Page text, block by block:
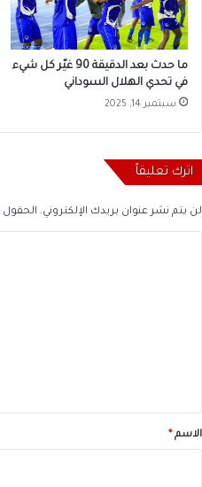
ما حدث بعد الدقيقة 90 غيّر كل شيء
في تحدي الهلال السوداني
سبتمبر 14, 2025
اترك تعليقاً
لن يتم نشر عنوان بريدك الإلكتروني. الحقول
*الاسم *